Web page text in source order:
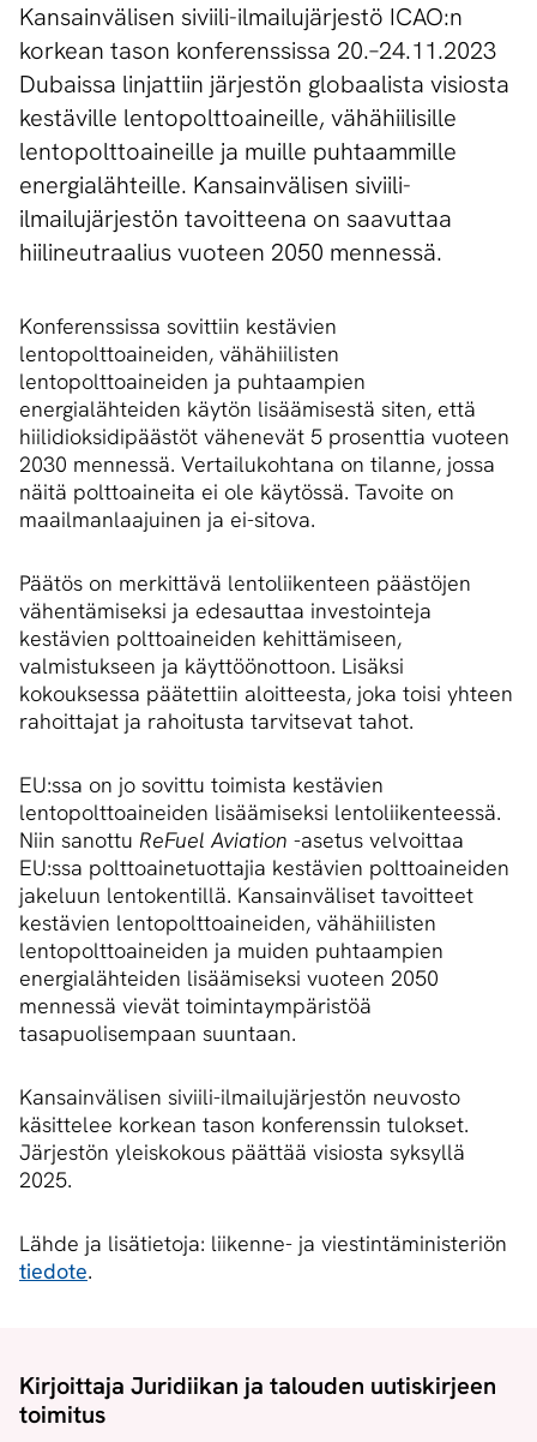
Kansainvälisen siviili-ilmailujärjestö ICAO:n
korkean tason konferenssissa 20.–24.11.2023
Dubaissa linjattiin järjestön globaalista visiosta
kestäville lentopolttoaineille, vähähiilisille
lentopolttoaineille ja muille puhtaammille
energialähteille. Kansainvälisen siviili-
ilmailujärjestön tavoitteena on saavuttaa
hiilineutraalius vuoteen 2050 mennessä.
Konferenssissa sovittiin kestävien
lentopolttoaineiden, vähähiilisten
lentopolttoaineiden ja puhtaampien
energialähteiden käytön lisäämisestä siten, että
hiilidioksidipäästöt vähenevät 5 prosenttia vuoteen
2030 mennessä. Vertailukohtana on tilanne, jossa
näitä polttoaineita ei ole käytössä. Tavoite on
maailmanlaajuinen ja ei-sitova.
Päätös on merkittävä lentoliikenteen päästöjen
vähentämiseksi ja edesauttaa investointeja
kestävien polttoaineiden kehittämiseen,
valmistukseen ja käyttöönottoon. Lisäksi
kokouksessa päätettiin aloitteesta, joka toisi yhteen
rahoittajat ja rahoitusta tarvitsevat tahot.
EU:ssa on jo sovittu toimista kestävien
lentopolttoaineiden lisäämiseksi lentoliikenteessä.
Niin sanottu ReFuel Aviation -asetus velvoittaa
EU:ssa polttoainetuottajia kestävien polttoaineiden
jakeluun lentokentillä. Kansainväliset tavoitteet
kestävien lentopolttoaineiden, vähähiilisten
lentopolttoaineiden ja muiden puhtaampien
energialähteiden lisäämiseksi vuoteen 2050
mennessä vievät toimintaympäristöä
tasapuolisempaan suuntaan.
Kansainvälisen siviili-ilmailujärjestön neuvosto
käsittelee korkean tason konferenssin tulokset.
Järjestön yleiskokous päättää visiosta syksyllä
2025.
Lähde ja lisätietoja: liikenne- ja viestintäministeriön
tiedote.
Kirjoittaja Juridiikan ja talouden uutiskirjeen
toimitus